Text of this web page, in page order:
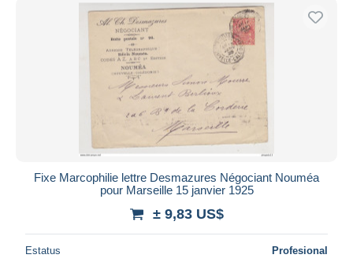
Fixe Marcophilie lettre Desmazures Négociant Nouméa
pour Marseille 15 janvier 1925
± 9,83 US$
Estatus Profesional